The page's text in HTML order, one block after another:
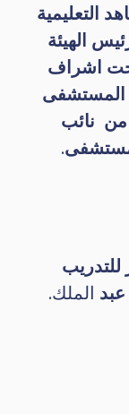
التعليمية
الهيئة
اشراف
المستشفى
من نائب
.
للتدريب
الملك.